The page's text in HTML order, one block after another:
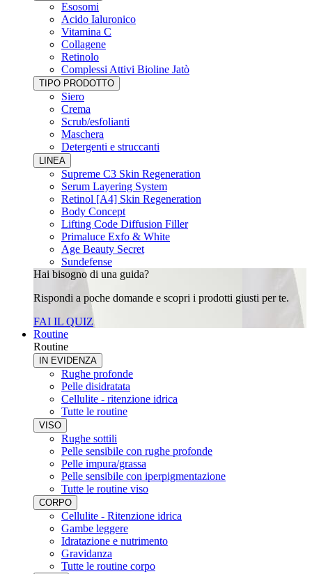
Esosomi
Acido Ialuronico
Vitamina C
Collagene
Retinolo
Complessi Attivi Bioline Jatò
TIPO PRODOTTO
Siero
Crema
Scrub/esfolianti
Maschera
Detergenti e struccanti
LINEA
Supreme C3 Skin Regeneration
Serum Layering System
Retinol [A4] Skin Regeneration
Body Concept
Lifting Code Diffusion Filler
Primaluce Exfo & White
Age Beauty Secret
Sundefense
Hai bisogno di una guida?
Rispondi a poche domande e scopri i prodotti giusti per te.
FAI IL QUIZ
Routine
Routine
IN EVIDENZA
Rughe profonde
Pelle disidratata
Cellulite - ritenzione idrica
Tutte le routine
VISO
Rughe sottili
Pelle sensibile con rughe profonde
Pelle impura/grassa
Pelle sensibile con iperpigmentazione
Tutte le routine viso
CORPO
Cellulite - Ritenzione idrica
Gambe leggere
Idratazione e nutrimento
Gravidanza
Tutte le routine corpo